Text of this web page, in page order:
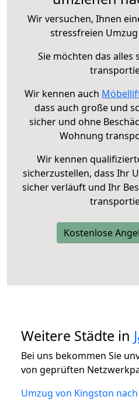
Wir versuchen, Ihnen
stressfreien
Sie möchten das alles
Wir kennen auch
dass auch große und
sicher und ohne
Wohnung
Wir kennen
sicherzustellen, dass Ihr
sicher verläuft und Ihr
Kostenlose
Weitere Städte in
Bei uns bekommen Sie
von geprüften
Umzug von Kingston